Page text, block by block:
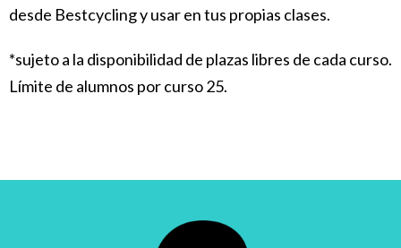
desde Bestcycling y usar en tus propias clases.
*sujeto a la disponibilidad de plazas libres de cada curso.
Límite de alumnos por curso 25.